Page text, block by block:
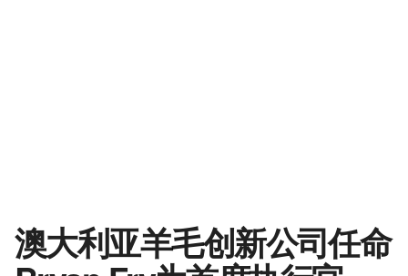
澳大利亚羊毛创新公司任命